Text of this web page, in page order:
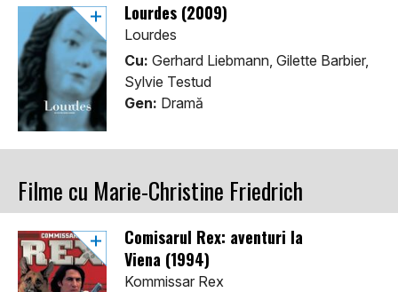
Lourdes (2009)
Lourdes
Cu: Gerhard Liebmann, Gilette Barbier,
Sylvie Testud
Gen: Dramă
Filme cu Marie-Christine Friedrich
Comisarul Rex: aventuri la
Viena (1994)
Kommissar Rex